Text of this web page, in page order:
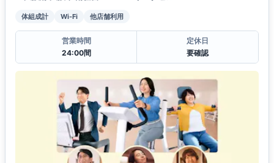
体組成計 Wi-Fi 他店舗利用
営業時間
24:00間
定休日
要確認